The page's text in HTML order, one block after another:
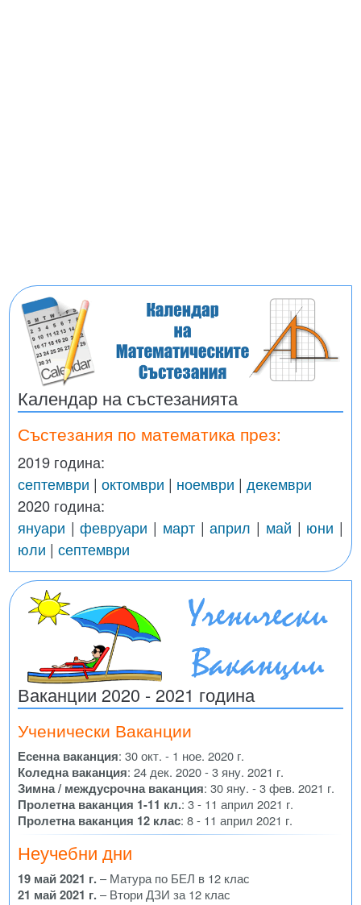
Календар на състезанията
Състезания по математика през:
2019 година:
септември | октомври | ноември | декември
2020 година:
януари |февруари | март|април | май | юни |
юли | септември
Ваканции 2020 - 2021 година
Ученически Ваканции
Есенна ваканция: 30 окт. - 1 ное. 2020 г.
Коледна ваканция: 24 дек. 2020 - 3 яну. 2021 г.
Зимна / междусрочна ваканция: 30 яну. - 3 фев. 2021 г.
Пролетна ваканция 1-11 кл.: 3 - 11 април 2021 г.
Пролетна ваканция 12 клас: 8 - 11 април 2021 г.
Неучебни дни
19 май 2021 г.– Матура по БЕЛ в 12 клас
21 май 2021 г.– Втори ДЗИ за 12 клас